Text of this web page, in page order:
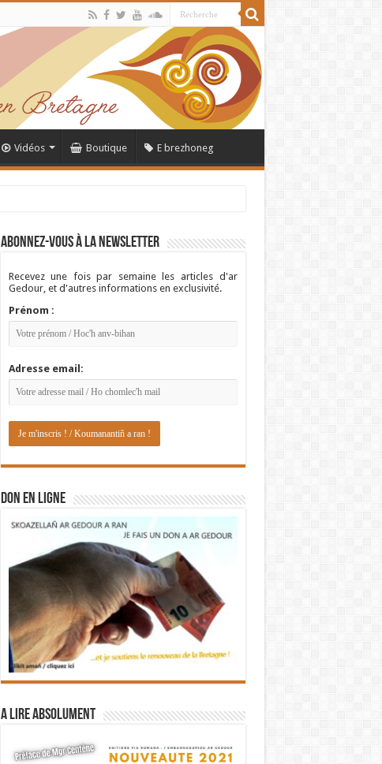
Vidéos Boutique E brezhoneg
Abonnez-vous à la newsletter
Recevez une fois par semaine les articles d'ar
Gedour, et d'autres informations en exclusivité.
Prénom :
Adresse email:
DON EN LIGNE
A lire absolument